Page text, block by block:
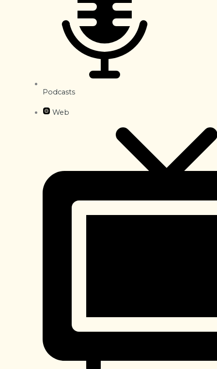
Podcasts
Web